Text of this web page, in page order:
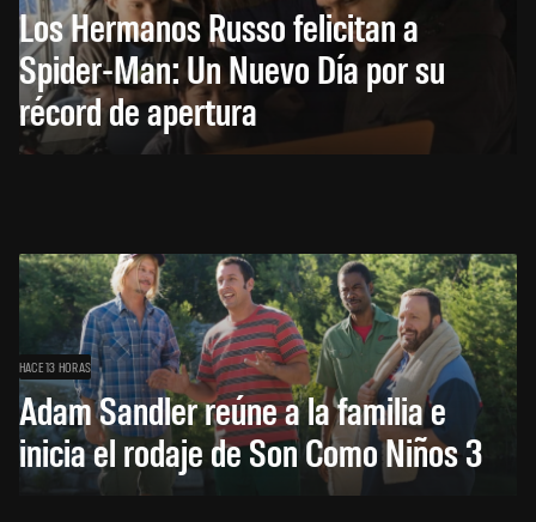
Los Hermanos Russo felicitan a
Spider-Man: Un Nuevo Día por su
récord de apertura
HACE 13 HORAS
Adam Sandler reúne a la familia e
inicia el rodaje de Son Como Niños 3